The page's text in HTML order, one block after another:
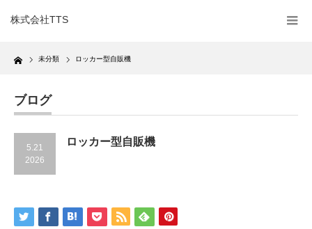
株式会社TTS
Home 未分類 ロッカー型自販機
ブログ
5.21
2026
ロッカー型自販機